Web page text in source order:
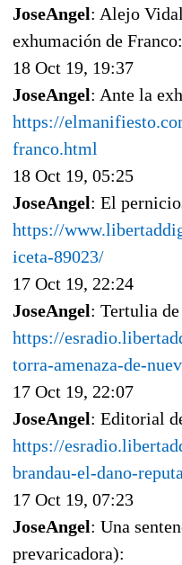
JoseAngel: Alejo
exhumación de Franco:
18 Oct 19, 19:37
JoseAngel: Ante la
https://
franco.html
18 Oct 19, 05:25
JoseAngel: El
https://
iceta-89023/
17 Oct 19, 22:24
JoseAngel: Tertulia
https://
torra-amenaza-de-
17 Oct 19, 22:07
JoseAngel: Editorial
https://
brandau-el-dano-
17 Oct 19, 07:23
JoseAngel: Una
prevaricadora):